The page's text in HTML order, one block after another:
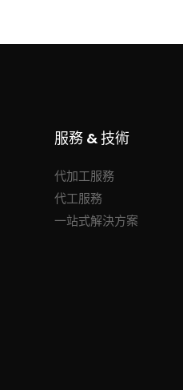
服務 & 技術
代加工服務
代工服務
一站式解決方案